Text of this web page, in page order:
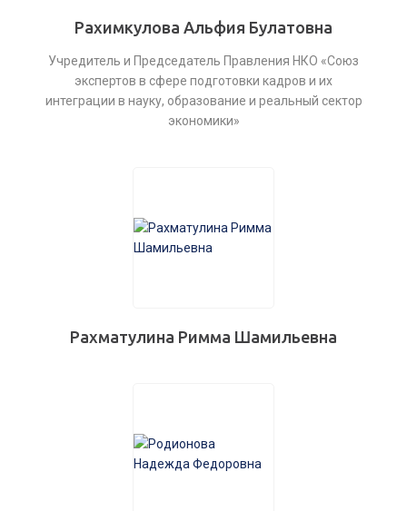
Рахимкулова Альфия Булатовна
Учредитель и Председатель Правления НКО «Союз
экспертов в сфере подготовки кадров и их
интеграции в науку, образование и реальный сектор
экономики»
Рахматулина Римма Шамильевна